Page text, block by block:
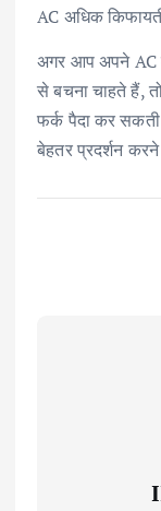
AC अधिक
अगर आप अपने AC
से बचना चाहते हैं,
फर्क पैदा कर
बेहतर प्रदर्शन